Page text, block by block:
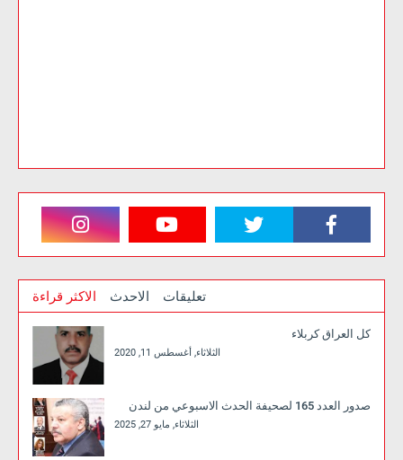
الاكثر قراءة الاحدث تعليقات
كل العراق كربلاء
الثلاثاء, أغسطس 11, 2020
صدور العدد 165 لصحيفة الحدث الاسبوعي من لندن
الثلاثاء, مايو 27, 2025